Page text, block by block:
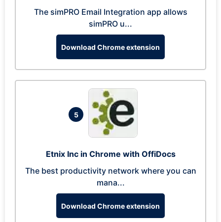
The simPRO Email Integration app allows
simPRO u...
Download Chrome extension
5
Etnix Inc in Chrome with OffiDocs
The best productivity network where you can
mana...
Download Chrome extension